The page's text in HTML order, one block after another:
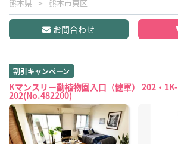
熊本県 熊本市東区
お問合わせ
割引キャンペーン
Kマンスリー動植物園入口（健軍） 202・1K-
202(No.482200)